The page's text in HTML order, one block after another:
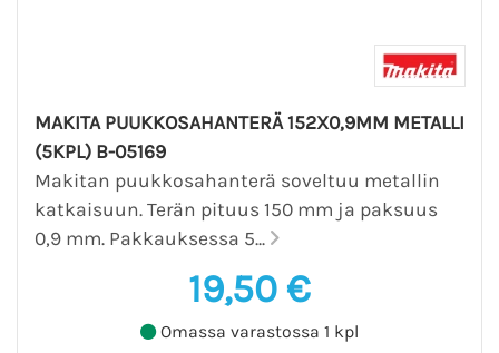
MAKITA PUUKKOSAHANTERÄ 152X0,9MM METALLI
(5KPL) B-05169
Makitan puukkosahanterä soveltuu metallin
katkaisuun. Terän pituus 150 mm ja paksuus
0,9 mm. Pakkauksessa 5...
19,50 €
Omassa varastossa 1 kpl